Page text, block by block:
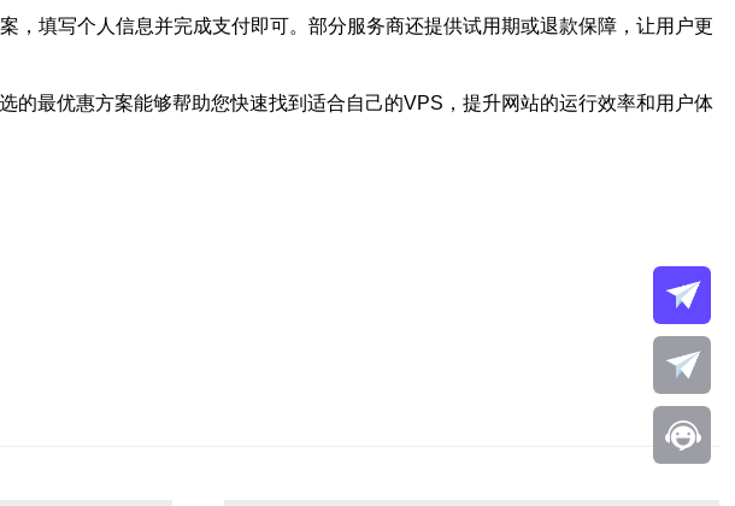
填写个人信息并完成支付即可。部分服务商还提供试用期或退款保障，让用户更
最优惠方案能够帮助您快速找到适合自己的VPS，提升网站的运行效率和用户体